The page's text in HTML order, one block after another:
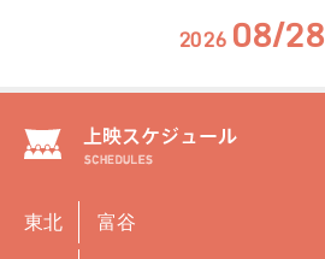
2026 08/28
東北 富谷